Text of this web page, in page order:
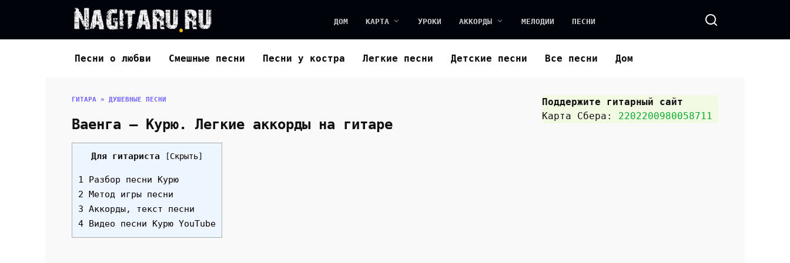
ДОМ КАРТА УРОКИ АККОРДЫ МЕЛОДИИ ПЕСНИ
Песни о любви Смешные песни Песни у костра Легкие песни Детские песни Все песни Дом
ГИТАРА » ДУШЕВНЫЕ ПЕСНИ
Ваенга — Курю. Легкие аккорды на гитаре
Для гитариста [Скрыть]
1 Разбор песни Курю
2 Метод игры песни
3 Аккорды, текст песни
4 Видео песни Курю YouTube
Поддержите гитарный сайт
Карта Сбера: 2202200980058711